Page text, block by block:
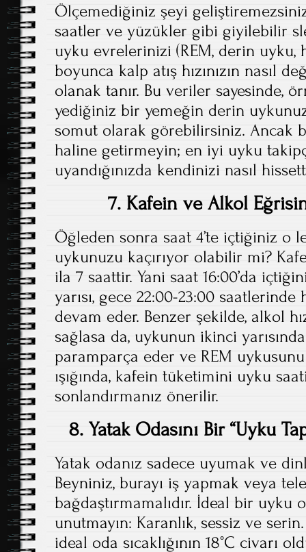
Ölçemediğiniz şeyi
saatler ve yüzükler gibi giyilebilir
uyku evrelerinizi (REM, derin uyku,
boyunca kalp atış hızınızın nasıl
olanak tanır. Bu veriler sayesinde,
yediğiniz bir yemeğin derin
somut olarak görebilirsiniz. Ancak
haline getirmeyin; en iyi uyku
uyandığınızda kendinizi nasıl
7. Kafein ve Alkol
Öğleden sonra saat 4’te içtiğiniz o
uykunuzu kaçırıyor olabilir mi?
ila 7 saattir. Yani saat 16:00’da
yarısı, gece 22:00-23:00 saatlerinde
devam eder. Benzer şekilde, alkol
sağlasa da, uykunun ikinci
paramparça eder ve REM
ışığında, kafein tüketimini uyku
sonlandırmanız önerilir.
8. Yatak Odasını Bir “Uyku
Yatak odanız sadece uyumak ve
Beyniniz, burayı iş yapmak veya
bağdaştırmamalıdır. İdeal bir uyku
unutmayın: Karanlık, sessiz ve
ideal oda sıcaklığının 18°C civarı